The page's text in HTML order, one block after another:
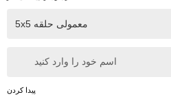
اسم خود را وارد کنید
پیدا کردن